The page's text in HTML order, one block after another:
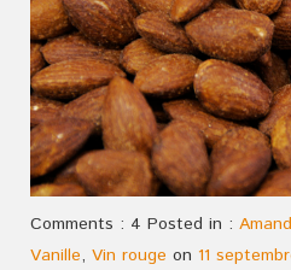
Comments : 4 Posted in :
Vanille, Vin rouge on 11